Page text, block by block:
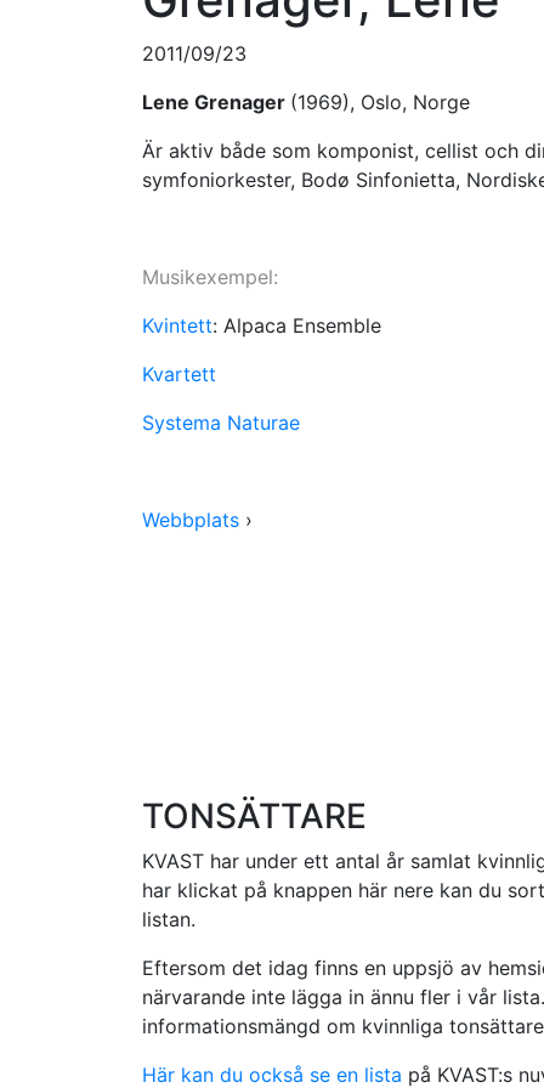
2011/09/23
Lene Grenager (1969), Oslo, Norge
Är aktiv både som komponist, cellist och
symfoniorkester, Bodø Sinfonietta,
Musikexempel:
Kvintett: Alpaca Ensemble
Kvartett
Systema Naturae
Webbplats ›
TONSÄTTARE
KVAST har under ett antal år samlat
har klickat på knappen här nere kan du
listan.
Eftersom det idag finns en uppsjö av
närvarande inte lägga in ännu fler i vår
informationsmängd om kvinnliga
Här kan du också se en lista på KVAST:s